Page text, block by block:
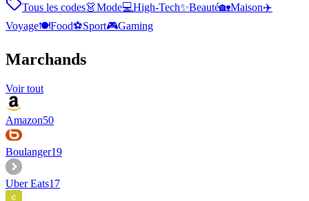
Tous les codes👗Mode💻High-Tech✨Beauté🏡Maison✈️
Voyage🍽️Food⚽Sport🎮Gaming
Marchands
Voir tout
Amazon50
Boulanger19
Uber Eats17